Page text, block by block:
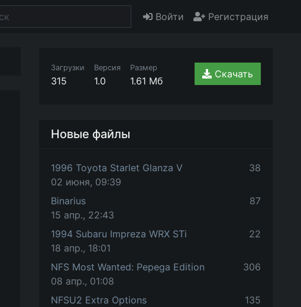
Войти Регистрация
Загрузки
315
Версия
1.0
Размер
1.61 Мб
Скачать
Новые файлы
1996 Toyota Starlet Glanza V
02 июня, 09:39
38
Binarius
15 апр., 22:43
87
1994 Subaru Impreza WRX STi
18 апр., 18:01
22
NFS Most Wanted: Pepega Edition
08 апр., 01:08
306
NFSU2 Extra Options
135